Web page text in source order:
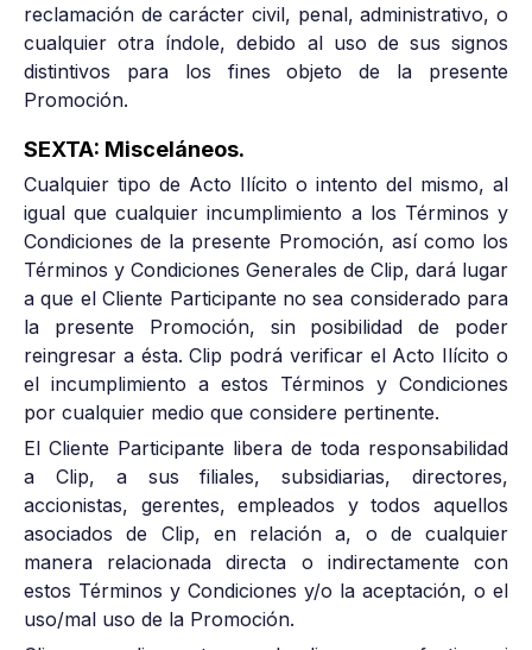
reclamación de carácter civil, penal, administrativo, o
cualquier otra índole, debido al uso de sus signos
distintivos para los fines objeto de la presente
Promoción.
SEXTA: Misceláneos.
Cualquier tipo de Acto Ilícito o intento del mismo, al
igual que cualquier incumplimiento a los Términos y
Condiciones de la presente Promoción, así como los
Términos y Condiciones Generales de Clip, dará lugar
a que el Cliente Participante no sea considerado para
la presente Promoción, sin posibilidad de poder
reingresar a ésta. Clip podrá verificar el Acto Ilícito o
el incumplimiento a estos Términos y Condiciones
por cualquier medio que considere pertinente.
El Cliente Participante libera de toda responsabilidad
a Clip, a sus filiales, subsidiarias, directores,
accionistas, gerentes, empleados y todos aquellos
asociados de Clip, en relación a, o de cualquier
manera relacionada directa o indirectamente con
estos Términos y Condiciones y/o la aceptación, o el
uso/mal uso de la Promoción.